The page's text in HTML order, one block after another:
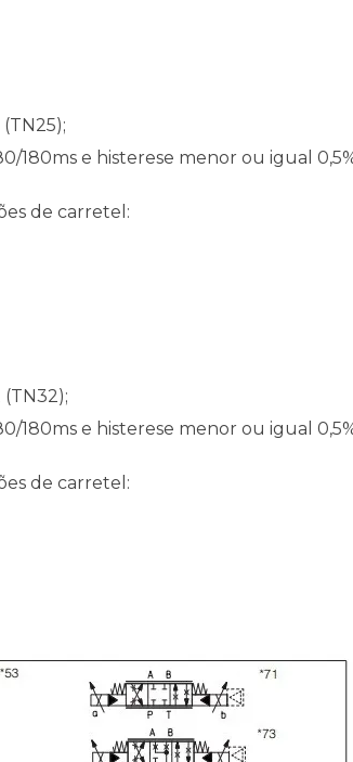
180ms e histerese menor ou igual
de carretel:
180ms e histerese menor ou igual
de carretel: